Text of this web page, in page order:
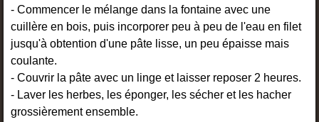
- Commencer le mélange dans la fontaine avec une
cuillère en bois, puis incorporer peu à peu de l'eau en filet
jusqu'à obtention d'une pâte lisse, un peu épaisse mais
coulante.
- Couvrir la pâte avec un linge et laisser reposer 2 heures.
- Laver les herbes, les éponger, les sécher et les hacher
grossièrement ensemble.